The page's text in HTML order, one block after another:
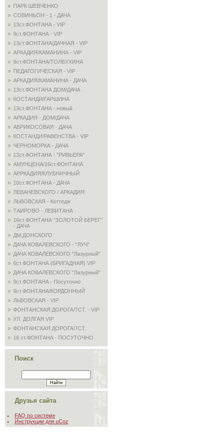
ПАРК ШЕВЧЕНКО
СОВИНЬОН - 1 - ДАЧА
13ст.ФОНТАНА - VIP
9ст.ФОНТАНА - VIP
13ст.ФОНТАНА/ДАЧНАЯ - VIP
АРКАДИЯ/КАМАНИНА - VIP
9ст.ФОНТАНА/ТОЛБУХИНА
ПЕДАГОГИЧЕСКАЯ - VIP
АРКАДИЯ/КАМАНИНА - ДАЧА
13ст.ФОНТАНА ДОМ/ДАЧА
КОСТАНДИ/ГАРШИНА
13ст.ФОНТАНА - новый
АРКАДИЯ - ДОМ/ДАЧА
АБРИКОСОВАЯ - ДАЧА
КОСТАНДИ/РАВЕНСТВА - VIP
ЧЕРНОМОРКА - ДАЧА
13ст.ФОНТАНА - "РИВЬЕРА"
АМУНЦЕНА/16ст.ФОНТАНА
АРРКАДИЯ/КЛУБНИЧНЫЙ
10ст.ФОНТАНА - ДАЧА
ЛЕВАНЕВСКОГО / АРКАДИЯ
ЛЬВОВСКАЯ - Коттедж
ТАИРОВО - ЛЕВИТАНА
16ст.ФОНТАНА "ЗОЛОТОЙ БЕРЕГ"
- ДАЧА
ДМ.ДОНСКОГО
ДАЧА КОВАЛЕВСКОГО - "ЛУЧ"
ДАЧА КОВАЛЕВСКОГО "Лазурный"
6ст.ФОНТАНА (БРИГАДНАЯ) VIP
ДАЧА КОВАЛЕВСКОГО "Лазурный"
9ст.ФОНТАНА - Посуточно
9ст.ФОНТАНА/КОРДОННЫЙ
ЛЬВОВСКАЯ - VIP
ФОНТАНСКАЯ ДОРОГА/7СТ. - VIP
УЛ. ДОЛГАЯ VIP
ФОНТАНСКАЯ ДОРОГА/7СТ.
16 ст.ФОНТАНА - ПОСУТОЧНО
Поиск
Друзья сайта
FAQ по системе
Инструкции для uCoz